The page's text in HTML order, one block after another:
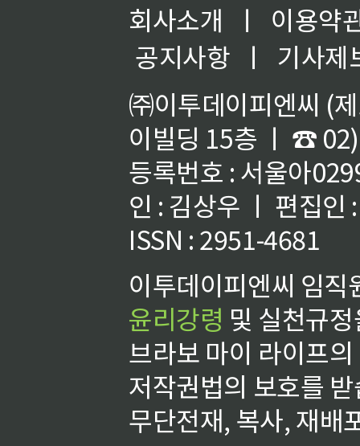
회사소개 ㅣ
이용약
공지사항
ㅣ
기사제
㈜이투데이피엔씨 (
이빌딩 15층 ㅣ ☎
등록번호 : 서울아
인 : 김상우 ㅣ 편집인
ISSN : 2951-4681
이투데이피엔씨 임
윤리강령 및 실천규
브라보 마이 라이프
저작권법의 보호를
무단전재, 복사, 재배